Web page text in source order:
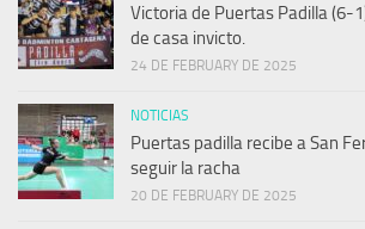
Victoria de Puertas Padilla (6-
de casa invicto.
24 DE FEBRUARY DE 2025
NOTICIAS
Puertas padilla recibe a San
seguir la racha
20 DE FEBRUARY DE 2025